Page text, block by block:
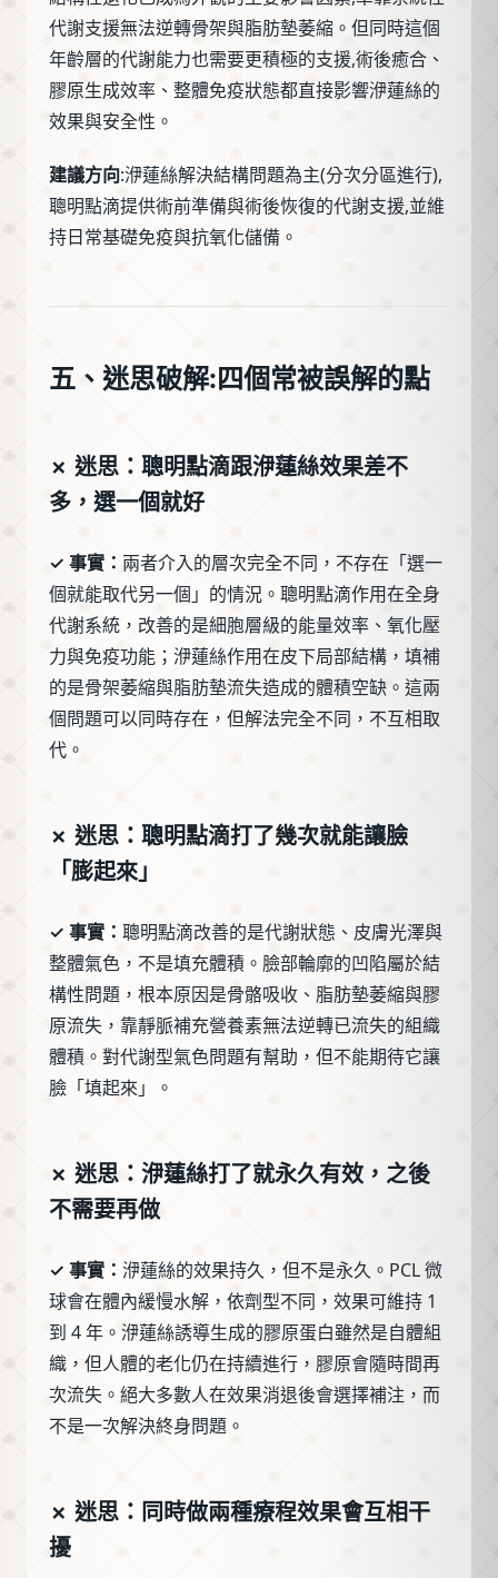
代謝支援無法逆轉骨架與脂肪墊萎縮。但同時這個
年齡層的代謝能力也需要更積極的支援,術後癒合、
膠原生成效率、整體免疫狀態都直接影響洢蓮絲的
效果與安全性。
建議方向:洢蓮絲解決結構問題為主(分次分區進行),
聰明點滴提供術前準備與術後恢復的代謝支援,並維
持日常基礎免疫與抗氧化儲備。
五、迷思破解:四個常被誤解的點
✗ 迷思：聰明點滴跟洢蓮絲效果差不
多，選一個就好
✓ 事實： 兩者介入的層次完全不同，不存在「選一
個就能取代另一個」的情況。聰明點滴作用在全身
代謝系統，改善的是細胞層級的能量效率、氧化壓
力與免疫功能；洢蓮絲作用在皮下局部結構，填補
的是骨架萎縮與脂肪墊流失造成的體積空缺。這兩
個問題可以同時存在，但解法完全不同，不互相取
代。
✗ 迷思：聰明點滴打了幾次就能讓臉
「膨起來」
✓ 事實： 聰明點滴改善的是代謝狀態、皮膚光澤與
整體氣色，不是填充體積。臉部輪廓的凹陷屬於結
構性問題，根本原因是骨骼吸收、脂肪墊萎縮與膠
原流失，靠靜脈補充營養素無法逆轉已流失的組織
體積。對代謝型氣色問題有幫助，但不能期待它讓
臉「填起來」。
✗ 迷思：洢蓮絲打了就永久有效，之後
不需要再做
✓ 事實： 洢蓮絲的效果持久，但不是永久。PCL 微
球會在體內緩慢水解，依劑型不同，效果可維持 1
到 4 年。洢蓮絲誘導生成的膠原蛋白雖然是自體組
織，但人體的老化仍在持續進行，膠原會隨時間再
次流失。絕大多數人在效果消退後會選擇補注，而
不是一次解決終身問題。
✗ 迷思：同時做兩種療程效果會互相干
擾